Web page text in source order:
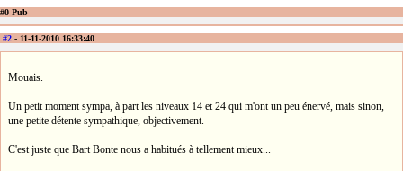
#0 Pub
#2 - 11-11-2010 16:33:40
Mouais.
Un petit moment sympa, à part les niveaux 14 et 24 qui m'ont un peu énervé, mais sinon,
une petite détente sympathique, objectivement.
C'est juste que Bart Bonte nous a habitués à tellement mieux...